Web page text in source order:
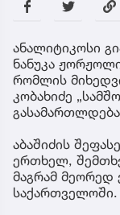
ანალიტიკოსი
ნანუკა
რომლის
კობახიძე
აბაშიძის
ერთხელ,
მაგრამ მეორედ
საქართველოში.